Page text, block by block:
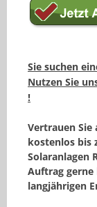
Sie suchen
Nutzen Sie
!
Vertrauen
kostenlos bis
Solaranlagen
Auftrag
langjährigen